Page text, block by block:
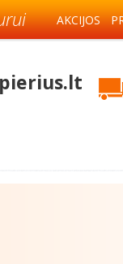
AKCIJOS